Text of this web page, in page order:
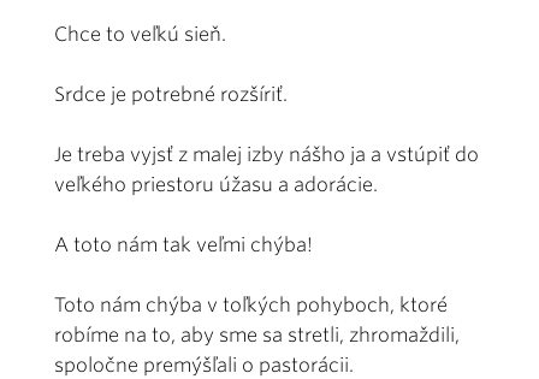
Chce to veľkú sieň.
Srdce je potrebné rozšíriť.
Je treba vyjsť z malej izby nášho ja a vstúpiť do
veľkého priestoru úžasu a adorácie.
A toto nám tak veľmi chýba!
Toto nám chýba v toľkých pohyboch, ktoré
robíme na to, aby sme sa stretli, zhromaždili,
spoločne premýšľali o pastorácii.